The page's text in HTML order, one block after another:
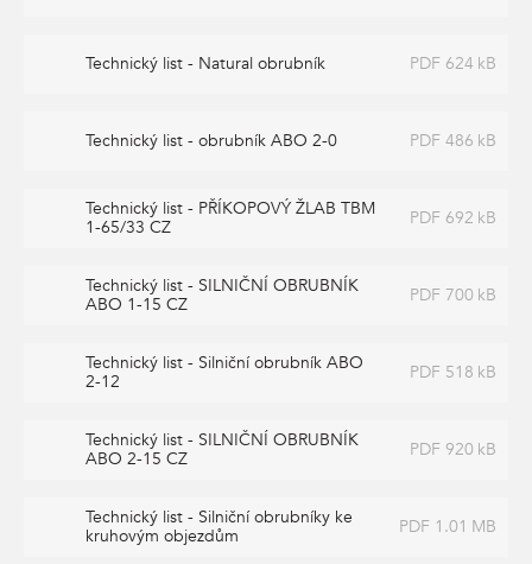
Technický list - Natural obrubník PDF 624 kB
Technický list - obrubník ABO 2-0 PDF 486 kB
Technický list - PŘÍKOPOVÝ ŽLAB TBM
1-65/33 CZ
PDF 692 kB
Technický list - SILNIČNÍ OBRUBNÍK
ABO 1-15 CZ
PDF 700 kB
Technický list - Silniční obrubník ABO
2-12
PDF 518 kB
Technický list - SILNIČNÍ OBRUBNÍK
ABO 2-15 CZ
PDF 920 kB
Technický list - Silniční obrubníky ke
kruhovým objezdům
PDF 1.01 MB